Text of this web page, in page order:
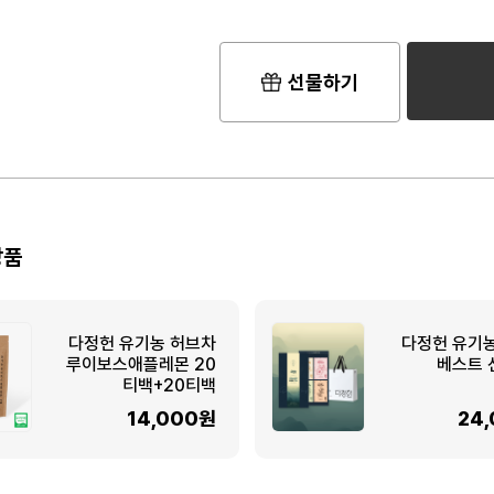
선물하기
다정헌 유기농 허브차
루이보스애플레몬 20
티백+20티백
14,000원
다정헌 유기
베스트